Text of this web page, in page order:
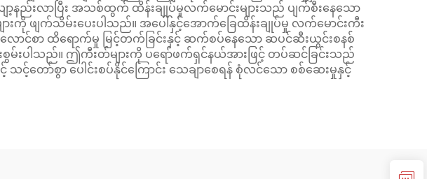
ည်းလာပြီး အသစ်ထွက် ထိန်းချုပ်မှုလက်မောင်းများသည် ပျက်စီးနေသော
းကို ဖျက်သိမ်းပေးပါသည်။ အပေါ်နှင့်အောက်ခြေထိန်းချုပ်မှု လက်မောင်းကီး
ောင်စာ ထိရောက်မှု မြင့်တက်ခြင်းနှင့် ဆက်စပ်နေသော ဆပင်ဆီးယွင်းစနစ်
စွမ်းပါသည်။ ဤကီးတ်များကို ပရော်ဖက်ရှင်နယ်အားဖြင့် တပ်ဆင်ခြင်းသည်
တော်စွာ ပေါင်းစပ်နိုင်ကြောင်း သေချာစေရန် စုံလင်သော စစ်ဆေးမှုနှင့်